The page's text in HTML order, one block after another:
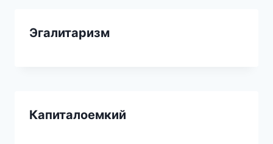
Эгалитаризм
Капиталоемкий